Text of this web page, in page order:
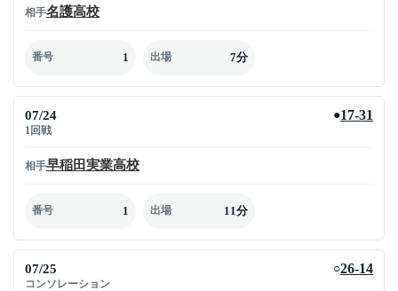
相手名護高校
番号 1 出場 7分
07/24
1回戦
●17-31
相手早稲田実業高校
番号 1 出場 11分
07/25
コンソレーション
○26-14